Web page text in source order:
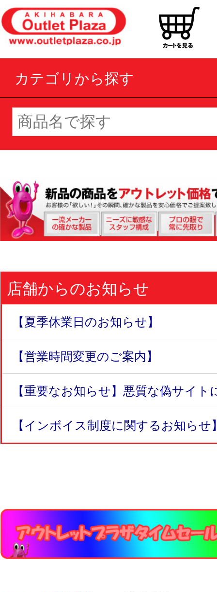
カテゴリから探す
店舗からのお知らせ
【夏季休業日のお知らせ】
【営業時間変更のご案内】
【重要なお知らせ】悪質な偽サイト
【インボイス制度に関するお知らせ